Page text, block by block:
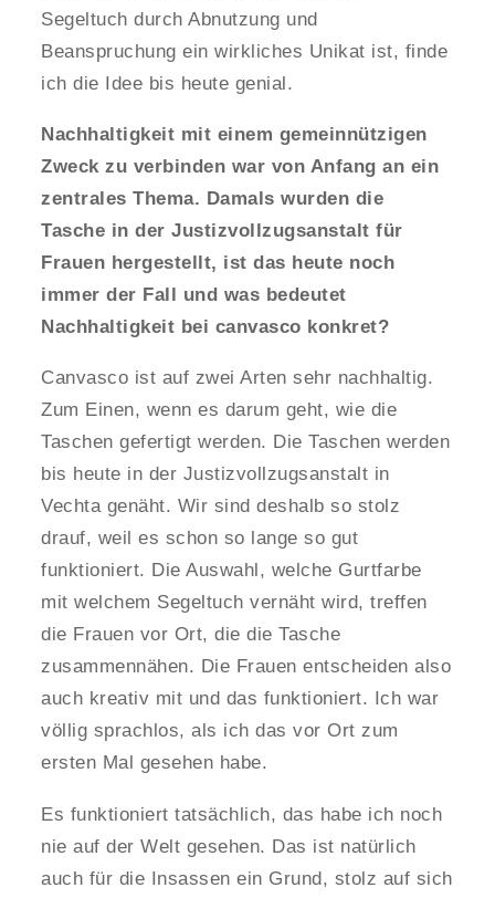
Segeltuch durch Abnutzung und
Beanspruchung ein wirkliches Unikat ist, finde
ich die Idee bis heute genial.
Nachhaltigkeit mit einem gemeinnützigen
Zweck zu verbinden war von Anfang an ein
zentrales Thema. Damals wurden die
Tasche in der Justizvollzugsanstalt für
Frauen hergestellt, ist das heute noch
immer der Fall und was bedeutet
Nachhaltigkeit bei canvasco konkret?
Canvasco ist auf zwei Arten sehr nachhaltig.
Zum Einen, wenn es darum geht, wie die
Taschen gefertigt werden. Die Taschen werden
bis heute in der Justizvollzugsanstalt in
Vechta genäht. Wir sind deshalb so stolz
drauf, weil es schon so lange so gut
funktioniert. Die Auswahl, welche Gurtfarbe
mit welchem Segeltuch vernäht wird, treffen
die Frauen vor Ort, die die Tasche
zusammennähen. Die Frauen entscheiden also
auch kreativ mit und das funktioniert. Ich war
völlig sprachlos, als ich das vor Ort zum
ersten Mal gesehen habe.
Es funktioniert tatsächlich, das habe ich noch
nie auf der Welt gesehen. Das ist natürlich
auch für die Insassen ein Grund, stolz auf sich